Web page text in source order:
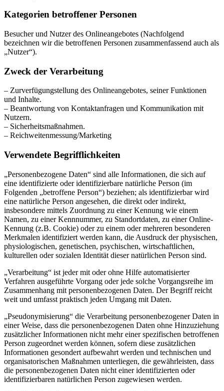
Kategorien betroffener Personen
Besucher und Nutzer des Onlineangebotes (Nachfolgend
bezeichnen wir die betroffenen Personen zusammenfassend auch als
„Nutzer“).
Zweck der Verarbeitung
– Zurverfügungstellung des Onlineangebotes, seiner Funktionen
und Inhalte.
– Beantwortung von Kontaktanfragen und Kommunikation mit
Nutzern.
– Sicherheitsmaßnahmen.
– Reichweitenmessung/Marketing
Verwendete Begrifflichkeiten
„Personenbezogene Daten“ sind alle Informationen, die sich auf
eine identifizierte oder identifizierbare natürliche Person (im
Folgenden „betroffene Person“) beziehen; als identifizierbar wird
eine natürliche Person angesehen, die direkt oder indirekt,
insbesondere mittels Zuordnung zu einer Kennung wie einem
Namen, zu einer Kennnummer, zu Standortdaten, zu einer Online-
Kennung (z.B. Cookie) oder zu einem oder mehreren besonderen
Merkmalen identifiziert werden kann, die Ausdruck der physischen,
physiologischen, genetischen, psychischen, wirtschaftlichen,
kulturellen oder sozialen Identität dieser natürlichen Person sind.
„Verarbeitung“ ist jeder mit oder ohne Hilfe automatisierter
Verfahren ausgeführte Vorgang oder jede solche Vorgangsreihe im
Zusammenhang mit personenbezogenen Daten. Der Begriff reicht
weit und umfasst praktisch jeden Umgang mit Daten.
„Pseudonymisierung“ die Verarbeitung personenbezogener Daten in
einer Weise, dass die personenbezogenen Daten ohne Hinzuziehung
zusätzlicher Informationen nicht mehr einer spezifischen betroffenen
Person zugeordnet werden können, sofern diese zusätzlichen
Informationen gesondert aufbewahrt werden und technischen und
organisatorischen Maßnahmen unterliegen, die gewährleisten, dass
die personenbezogenen Daten nicht einer identifizierten oder
identifizierbaren natürlichen Person zugewiesen werden.